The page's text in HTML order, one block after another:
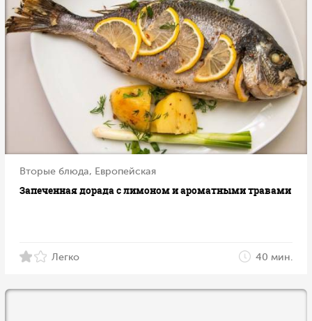
Вторые блюда, Европейская
Запеченная дорада с лимоном и ароматными травами
Легко 40 мин.